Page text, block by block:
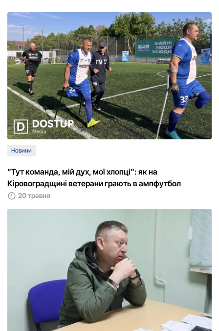
Новини
"Тут команда, мій дух, мої хлопці": як на
Кіровоградщині ветерани грають в ампфутбол
20 травня